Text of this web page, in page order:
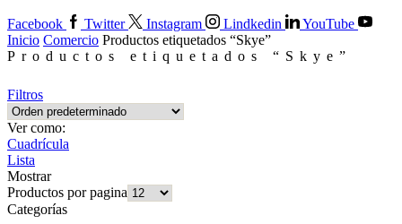
Facebook Twitter Instagram Lindkedin
YouTube
Inicio Comercio Productos etiquetados “Skye”
Productos etiquetados “Skye”
Filtros
Ver como:
Cuadrícula
Lista
Mostrar
Productos por pagina
Categorías